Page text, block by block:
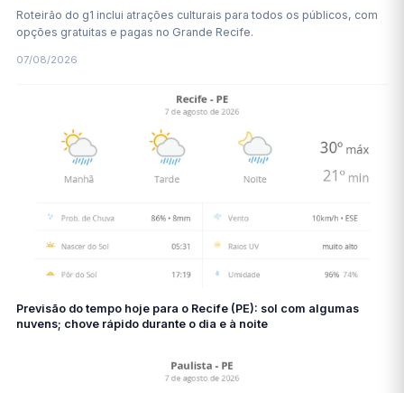
Roteirão do g1 inclui atrações culturais para todos os públicos, com
opções gratuitas e pagas no Grande Recife.
07/08/2026
Previsão do tempo hoje para o Recife (PE): sol com algumas
nuvens; chove rápido durante o dia e à noite